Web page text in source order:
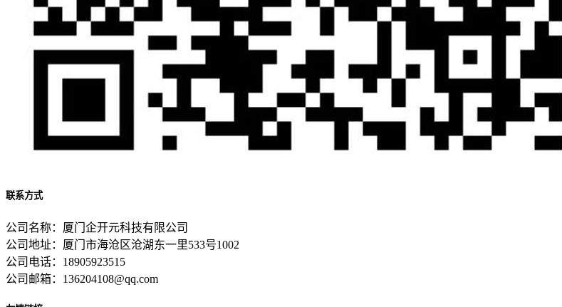
联系方式
公司名称：厦门企开元科技有限公司
公司地址：厦门市海沧区沧湖东一里533号1002
公司电话：18905923515
公司邮箱：136204108@qq.com